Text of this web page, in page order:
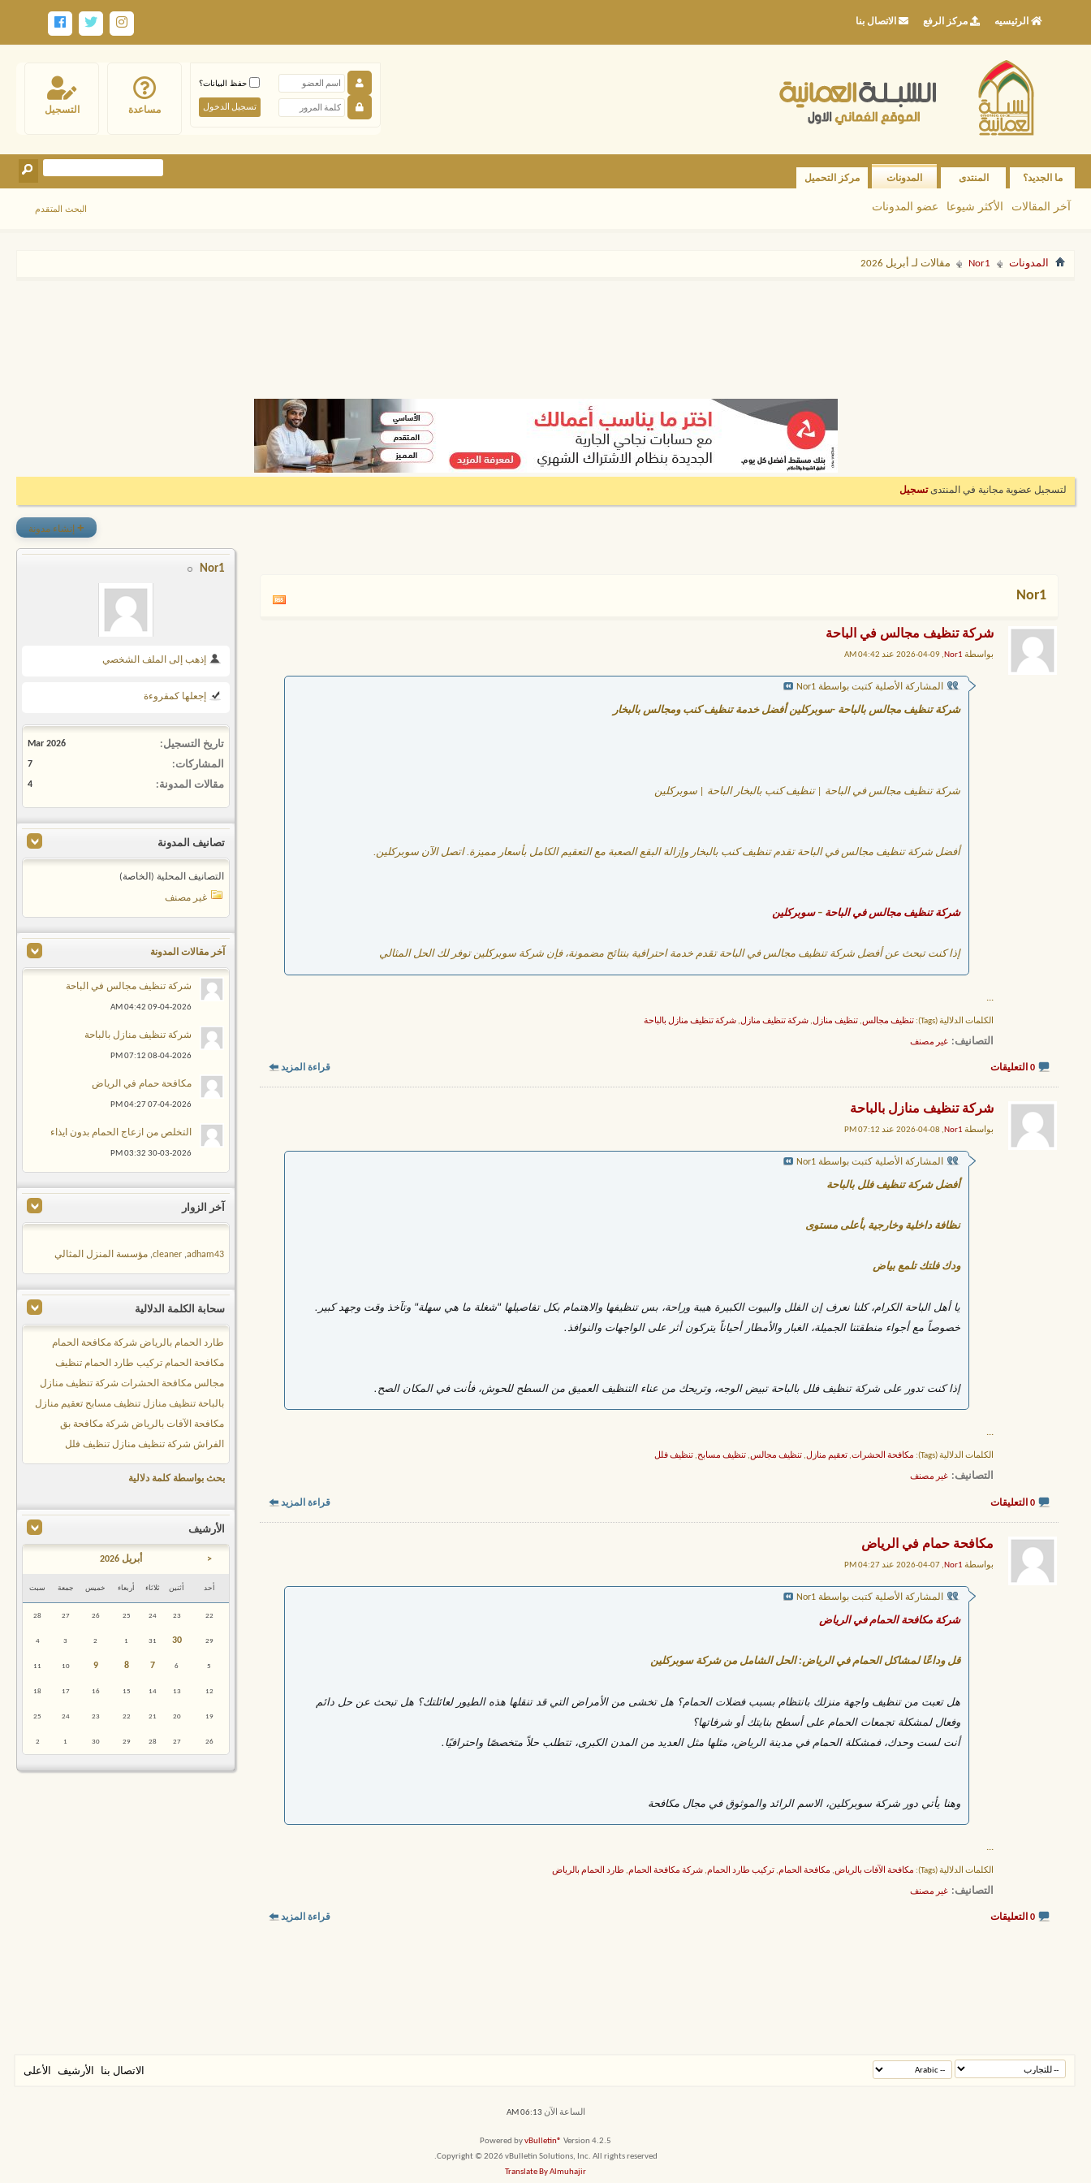
الرئيسيه مركز الرفع الاتصال بنا
التسجيل مساعدة
حفظ البيانات؟
ما الجديد؟ المنتدى المدونات
آخر المقالات الأكثر شيوعا عضو المدونات
مركز التحميل
البحث المتقدم
المدونات Nor1 مقالات لـ أبريل 2026
لتسجيل عضوية مجانية في المنتدىتسجيل
Nor1
شركة تنظيف مجالس في الباحة
بواسطة Nor1, 09-04-2026 عند 04:42 AM
المشاركة الأصلية كتبت بواسطة Nor1
شركة تنظيف مجالس بالباحة -سوبركلين أفضل خدمة تنظيف كنب ومجالس بالبخار
شركة تنظيف مجالس في الباحة | تنظيف كنب بالبخار الباحة | سوبركلين
أفضل شركة تنظيف مجالس في الباحة تقدم تنظيف كنب بالبخار وإزالة البقع الصعبة مع التعقيم الكامل بأسعار مميزة. اتصل الآن سوبركلين.
شركة تنظيف مجالس في الباحة –سوبركلين
إذا كنت تبحث عن أفضل شركة تنظيف مجالس في الباحة تقدم خدمة احترافية بنتائج مضمونة، فإن شركة سوبركلين توفر لك الحل المثالي
...
الكلمات الدلالية (Tags): تنظيف مجالس, تنظيف منازل, شركة تنظيف منازل, شركة تنظيف منازل بالباحة
التصانيف غير مصنف
0 التعليقات قراءة المزيد
شركة تنظيف منازل بالباحة
بواسطة Nor1, 08-04-2026 عند 07:12 PM
المشاركة الأصلية كتبت بواسطة Nor1
أفضل شركة تنظيف فلل بالباحة
نظافة داخلية وخارجية بأعلى مستوى
ودك فلتك تلمع بياض
يا أهل الباحة الكرام، كلنا نعرف إن الفلل والبيوت الكبيرة هيبة وراحة، بس تنظيفها والاهتمام بكل تفاصيلها "شغلة ما هي سهلة" وتآخذ وقت وجهد كبير.
خصوصاً مع أجواء منطقتنا الجميلة، الغبار والأمطار أحياناً يتركون أثر على الواجهات والنوافذ.
إذا كنت تدور على شركة تنظيف فلل بالباحة تبيض الوجه، وتريحك من عناء التنظيف العميق من السطح للحوش، فأنت في المكان الصح.
...
الكلمات الدلالية (Tags): مكافحة الحشرات, تعقيم منازل, تنظيف مجالس, تنظيف مسابح, تنظيف فلل
التصانيف غير مصنف
0 التعليقات قراءة المزيد
مكافحة حمام في الرياض
بواسطة Nor1, 07-04-2026 عند 04:27 PM
المشاركة الأصلية كتبت بواسطة Nor1
شركة مكافحة الحمام في الرياض
قل وداعًا لمشاكل الحمام في الرياض: الحل الشامل من شركة سوبركلين
هل تعبت من تنظيف واجهة منزلك بانتظام بسبب فضلات الحمام؟ هل تخشى من الأمراض التي قد تنقلها هذه الطيور لعائلتك؟ هل تبحث عن حل دائم
وفعال لمشكلة تجمعات الحمام على أسطح بنايتك أو شرفاتها؟
أنت لست وحدك، فمشكلة الحمام في مدينة الرياض، مثلها مثل العديد من المدن الكبرى، تتطلب حلاً متخصصًا واحترافيًا.
وهنا يأتي دور شركة سوبركلين، الاسم الرائد والموثوق في مجال مكافحة
...
الكلمات الدلالية (Tags): مكافحة الآفات بالرياض, مكافحة الحمام, تركيب طارد الحمام, شركة مكافحة الحمام, طارد الحمام بالرياض
التصانيف غير مصنف
0 التعليقات قراءة المزيد
+ إنشاء مدونة
Nor1
إذهب إلى الملف الشخصي
إجعلها كمقروءة
تاريخ التسجيل Mar 2026
المشاركات 7
مقالات المدونة 4
تصانيف المدونة
التصانيف المحلية (الخاصة)
غير مصنف
آخر مقالات المدونة
شركة تنظيف مجالس في الباحة
09-04-2026
04:42 AM
شركة تنظيف منازل بالباحة
08-04-2026
07:12 PM
مكافحة حمام في الرياض
07-04-2026
04:27 PM
التخلص من ازعاج الحمام بدون ايذاء
30-03-2026
03:32 PM
آخر الزوار
adham43
,
cleaner
, مؤسسة المنزل المثالي
سحابة الكلمة الدلالية
طارد الحمام بالرياض شركة مكافحة الحمام
مكافحة الحمام تركيب طارد الحمام تنظيف
مجالس مكافحة الحشرات شركة تنظيف منازل
بالباحة تنظيف منازل تنظيف مسابح تعقيم منازل
مكافحة الآفات بالرياض شركة مكافحة بق
الفراش شركة تنظيف منازل تنظيف فلل
بحث بواسطة كلمة دلالية
الأرشيف
< أبريل 2026
أحد أثنين ثلاثاء أربعاء خميس جمعة سبت
22
23
24
25
26
27
28
29
30
31
1
2
3
4
5
6
7
8
9
10
11
12
13
14
15
16
17
18
19
20
21
22
23
24
25
26
27
28
29
30
1
2
الاتصال بنا الأرشيف الأعلى
الساعة الآن 06:13 AM
Powered byvBulletin® Version 4.2.5
Copyright © 2026 vBulletin Solutions, Inc. All rights reserved.
Translate By Almuhajir